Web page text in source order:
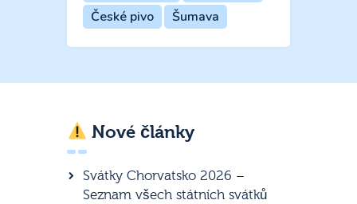
České pivo
Šumava
Nové články
Svátky Chorvatsko 2026 –
Seznam všech státních svátků